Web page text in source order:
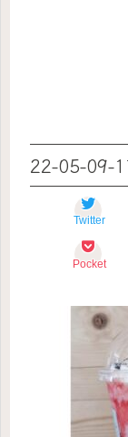
22-05-09-
Twitter
Pocket